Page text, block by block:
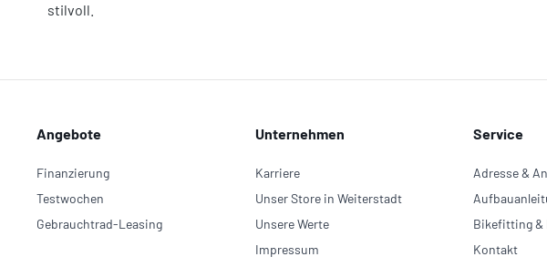
stilvoll.
Angebote
Finanzierung
Testwochen
Gebrauchtrad-Leasing
Unternehmen
Karriere
Unser Store in Weiterstadt
Unsere Werte
Impressum
Service
Adresse &
Bikefitting &
Kontakt